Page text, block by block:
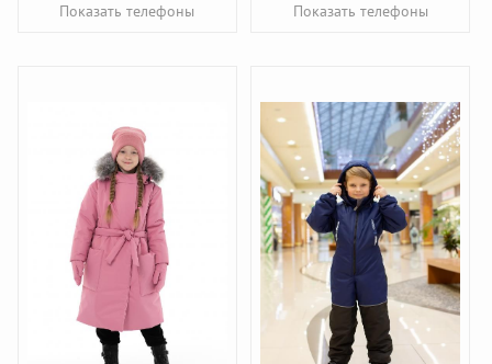
Показать телефоны Показать телефоны